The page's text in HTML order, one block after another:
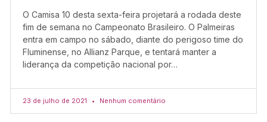
O Camisa 10 desta sexta-feira projetará a rodada deste
fim de semana no Campeonato Brasileiro. O Palmeiras
entra em campo no sábado, diante do perigoso time do
Fluminense, no Allianz Parque, e tentará manter a
liderança da competição nacional por…
23 de julho de 2021 Nenhum comentário